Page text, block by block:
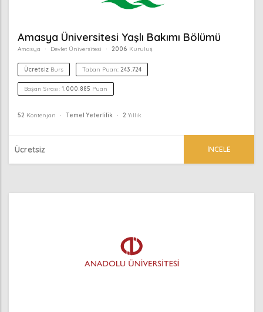
Amasya Üniversitesi Yaşlı Bakımı Bölümü
Amasya Devlet Üniversitesi 2006 Kuruluş
Ücretsiz Burs Taban Puan: 243.724
Başarı Sırası: 1.000.885 Puan
52 Kontenjan Temel Yeterlilik 2 Yıllık
Ücretsiz İNCELE